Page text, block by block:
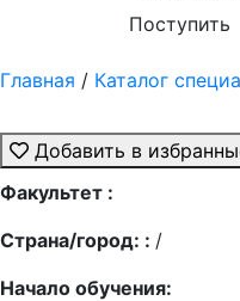
Поступить
Главная / Каталог
Добавить в
Факультет :
Страна/город: : /
Начало обучения: